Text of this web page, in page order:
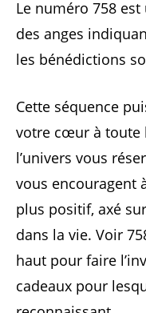
Le numéro 758
des anges
les bénédictions
Cette séquence
votre cœur à toute
l’univers vous
vous encouragent
plus positif, axé
dans la vie. Voir
haut pour faire
cadeaux pour